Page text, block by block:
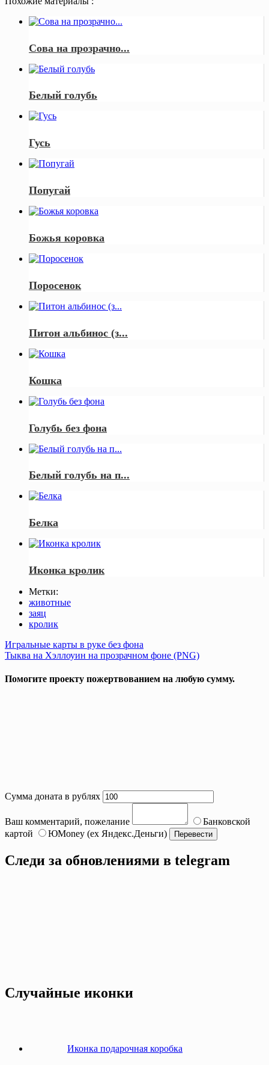
Сова на прозрачно...
Белый голубь
Гусь
Попугай
Божья коровка
Поросенок
Питон альбинос (з...
Кошка
Голубь без фона
Белый голубь на п...
Белка
Иконка кролик
Метки:
животные
заяц
кролик
Post
navigation
Игральные карты в руке без фона
Тыква на Хэллоуин на прозрачном фоне (PNG)
Помогите проекту пожертвованием на любую сумму.
Сумма доната в рублях
Ваш комментарий, пожелание
Банковской
картой
ЮMoney (ex Яндекс.Деньги)
Следи за обновлениями в telegram
Случайные иконки
Иконка подарочная коробка